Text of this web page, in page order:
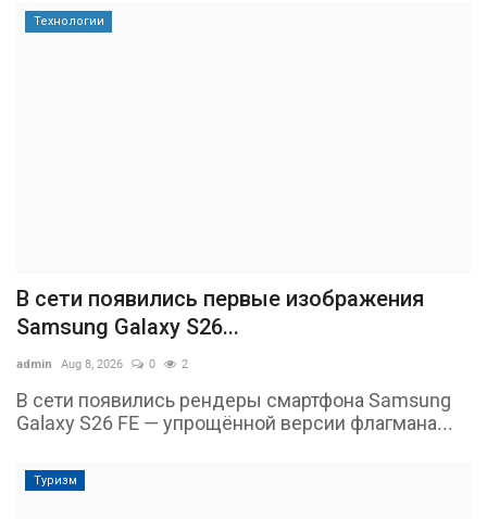
Технологии
В сети появились первые изображения
Samsung Galaxy S26...
admin Aug 8, 2026 0 2
В сети появились рендеры смартфона Samsung
Galaxy S26 FE — упрощённой версии флагмана...
Туризм